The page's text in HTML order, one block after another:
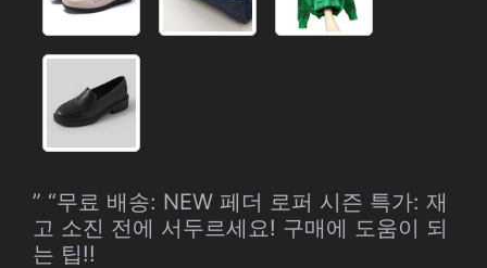
” “무료 배송: NEW 페더 로퍼 시즌 특가: 재
고 소진 전에 서두르세요! 구매에 도움이 되
는 팁!!